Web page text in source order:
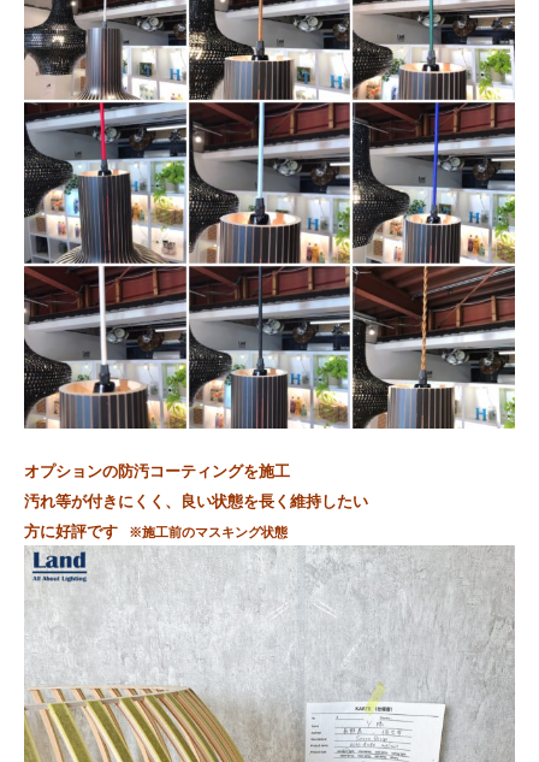
オプションの防汚コーティングを施工
汚れ等が付きにくく、良い状態を長く維持したい
方に好評です ※施工前のマスキング状態